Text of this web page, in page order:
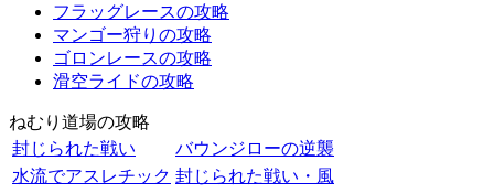
フラッグレースの攻略
マンゴー狩りの攻略
ゴロンレースの攻略
滑空ライドの攻略
ねむり道場の攻略
封じられた戦い
バウンジローの逆襲
水流でアスレチック 封じられた戦い・風